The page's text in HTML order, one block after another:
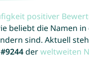
positiver
beliebt die Namen in
sind. Aktuell
derweltweiten